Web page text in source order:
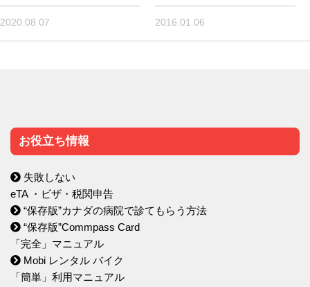
2020.08.07 2016.01.06
お役立ち情報
失敗しない
eTA ・ビザ・税関申告
“保存版”カナダの病院で診てもらう方法
“保存版”Commpass Card
「完全」マニュアル
Mobi レンタル バイク
「簡単」利用マニュアル